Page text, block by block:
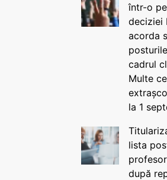
într-o
deciziei
acorda
cadrul
Multe
la 1
lista
după